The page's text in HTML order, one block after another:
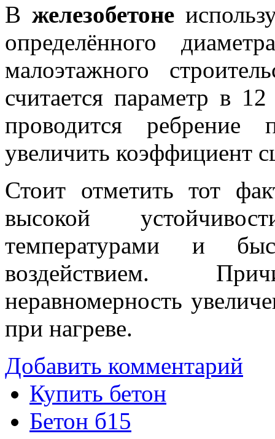
В железобетоне
определённого
малоэтажного
считается параметр в
проводится ребрение
увеличить коэффициент
Стоит отметить тот
высокой
температурами и
воздействием.
неравномерность
при нагреве.
Добавить комментарий
Купить бетон
Бетон б15